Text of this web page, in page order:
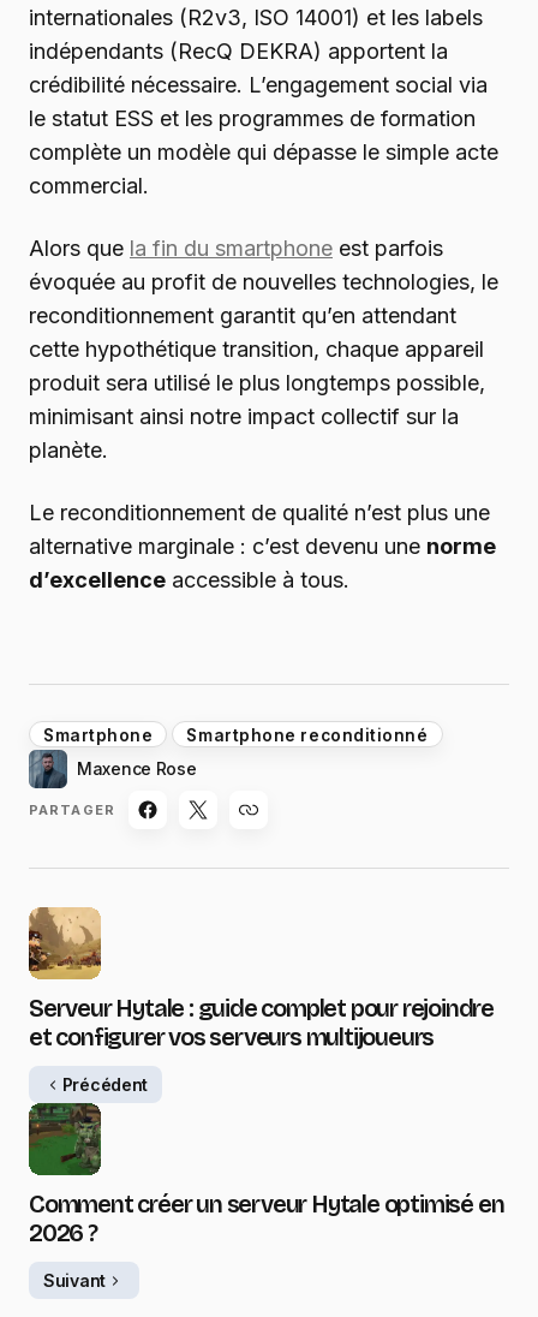
internationales (R2v3, ISO 14001) et les labels
indépendants (RecQ DEKRA) apportent la
crédibilité nécessaire. L’engagement social via
le statut ESS et les programmes de formation
complète un modèle qui dépasse le simple acte
commercial.
Alors que la fin du smartphone est parfois
évoquée au profit de nouvelles technologies, le
reconditionnement garantit qu’en attendant
cette hypothétique transition, chaque appareil
produit sera utilisé le plus longtemps possible,
minimisant ainsi notre impact collectif sur la
planète.
Le reconditionnement de qualité n’est plus une
alternative marginale : c’est devenu une norme
d’excellence accessible à tous.
Smartphone Smartphone reconditionné
Maxence Rose
PARTAGER
Serveur Hytale : guide complet pour rejoindre
et configurer vos serveurs multijoueurs
Précédent
Comment créer un serveur Hytale optimisé en
2026 ?
Suivant